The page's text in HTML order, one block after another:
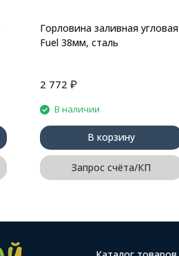
Горловина заливная угловая
Fuel 38мм, сталь
2 772 ₽
В наличии
В корзину
Запрос счёта/КП